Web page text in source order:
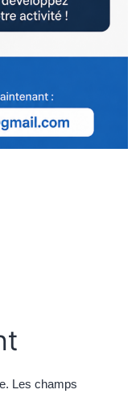
Les champs